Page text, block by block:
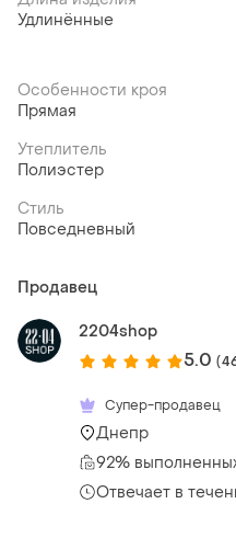
Удлинённые
Особенности кроя
Прямая
Утеплитель
Полиэстер
Стиль
Повседневный
Продавец
2204shop
5.0
Супер-продавец
Днепр
92%
Отвечает в